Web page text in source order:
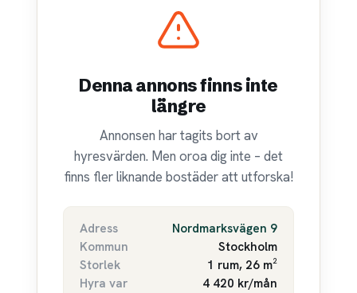
Denna annons finns inte
längre
Annonsen har tagits bort av
hyresvärden. Men oroa dig inte – det
finns fler liknande bostäder att utforska!
Adress
Nordmarksvägen 9
Kommun
Stockholm
Storlek
1 rum, 26 m²
Hyra var
4 420 kr/mån